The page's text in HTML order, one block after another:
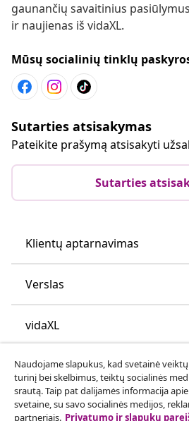
gaunančių savaitinius
ir naujienas iš vidaXL.
Mūsų socialinių tinklų
Sutarties atsisakymas
Pateikite prašymą atsisakyti
Sutarties
Klientų aptarnavimas
Verslas
vidaXL
Atraskite daugiau
Naudojame slapukus, kad svetainė
turinį bei skelbimus, teiktų socialinės
srautą. Taip pat dalijamės informacija
svetaine, su savo socialinės medijos,
partneriais. Privatumo ir slapukų